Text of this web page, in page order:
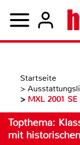
Startseite
>
> MXL 2001 SE
Topthema:
mit